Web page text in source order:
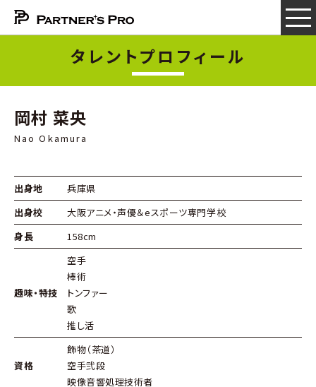
タレントプロフィール
岡村 菜央
Nao Okamura
出身地
兵庫県
出身校
大阪アニメ・声優＆eスポーツ専門学校
身長
158cm
趣味・特技
空手
棒術
トンファー
歌
推し活
資格
飾物（茶道）
空手弐段
映像音響処理技術者